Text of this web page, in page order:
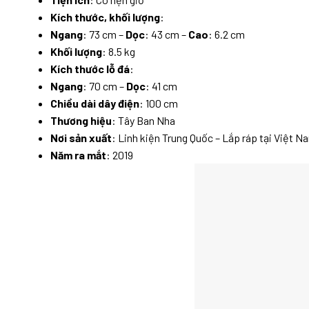
Kích thước, khối lượng:
Ngang: 73 cm – Dọc: 43 cm – Cao: 6.2 cm
Khối lượng: 8.5 kg
Kích thước lỗ đá:
Ngang: 70 cm – Dọc: 41 cm
Chiều dài dây điện: 100 cm
Thương hiệu: Tây Ban Nha
Nơi sản xuất: Linh kiện Trung Quốc – Lắp ráp tại Việt
Năm ra mắt: 2019